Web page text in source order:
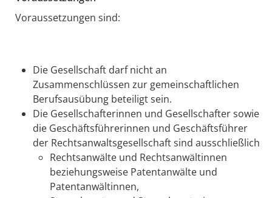
Voraussetzungen sind:
Die Gesellschaft darf nicht an
Zusammenschlüssen zur gemeinschaftlichen
Berufsausübung beteiligt sein.
Die Gesellschafterinnen und Gesellschafter sowie
die Geschäftsführerinnen und Geschäftsführer
der Rechtsanwaltsgesellschaft sind ausschließlich
Rechtsanwälte und Rechtsanwältinnen
beziehungsweise Patentanwälte und
Patentanwältinnen,